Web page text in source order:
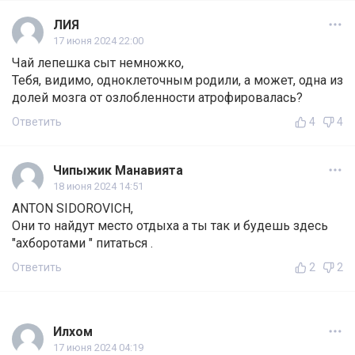
ЛИЯ
17 июня 2024 22:00
Чай лепешка сыт немножко,
Тебя, видимо, одноклеточным родили, а может, одна из
долей мозга от озлобленности атрофировалась?
Ответить 4 4
Чипыжик Манавията
18 июня 2024 14:51
ANTON SIDOROVICH,
Они то найдут место отдыха а ты так и будешь здесь
"ахборотами " питаться .
Ответить 2 2
Илхом
17 июня 2024 04:19